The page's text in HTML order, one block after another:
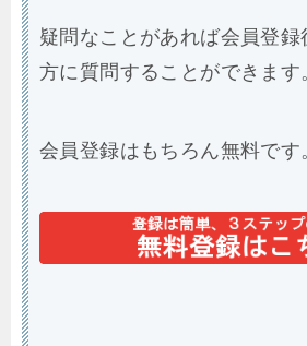
疑問なことがあれば会員登
方に質問することができます
会員登録はもちろん無料です